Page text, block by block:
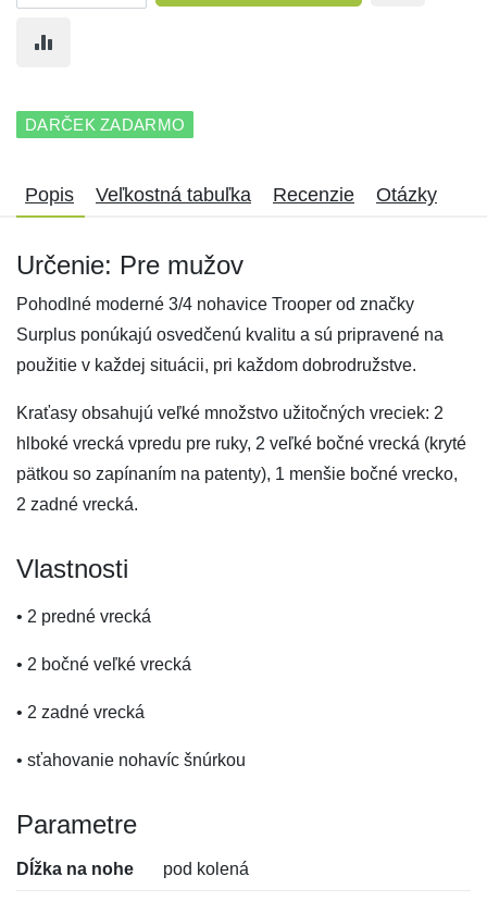
DARČEK ZADARMO
Popis Veľkostná tabuľka Recenzie Otázky
Určenie: Pre mužov
Pohodlné moderné 3/4 nohavice Trooper od značky
Surplus ponúkajú osvedčenú kvalitu a sú pripravené na
použitie v každej situácii, pri každom dobrodružstve.
Kraťasy obsahujú veľké množstvo užitočných vreciek: 2
hlboké vrecká vpredu pre ruky, 2 veľké bočné vrecká (kryté
pätkou so zapínaním na patenty), 1 menšie bočné vrecko,
2 zadné vrecká.
Vlastnosti
• 2 predné vrecká
• 2 bočné veľké vrecká
• 2 zadné vrecká
• sťahovanie nohavíc šnúrkou
Parametre
Dĺžka na nohe pod kolená